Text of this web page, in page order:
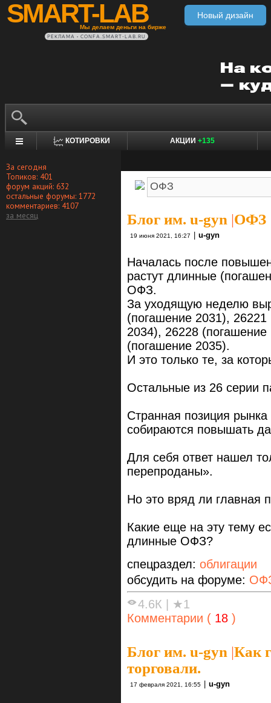
SMART-LAB
Мы делаем деньги на бирже
Новый дизайн
РЕКЛАМА • CONFA.SMART-LAB.RU
КОТИРОВКИ АКЦИИ +135
За сегодня
Топиков: 401
форум акций: 632
остальные форумы: 1772
комментариев: 4107
за месяц
Блог им. u-gyn |ОФЗ
19 июня 2021, 16:27 u-gyn
Началась после
растут длинные
ОФЗ.
За уходящую неделю
(погашение 2031),
2034), 26228
(погашение 2035).
И это только те, за
Остальные из 26 серии
Странная позиция рынка
собираются повышать
Для себя ответ нашел
перепроданы».
Но это вряд ли главная
Какие еще на эту тему
длинные ОФЗ?
спецраздел: облигации
обсудить на форуме:
4.6К | ★1
Комментарии ( 18 )
Блог им. u-gyn |Как
торговали.
17 февраля 2021, 16:55 | u-gyn